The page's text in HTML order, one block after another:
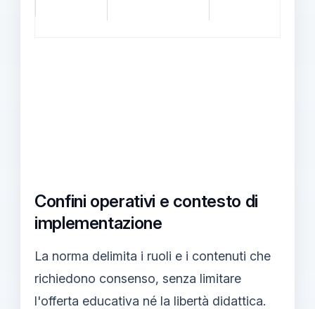
Confini operativi e contesto di
implementazione
La norma delimita i ruoli e i contenuti che
richiedono consenso, senza limitare
l'offerta educativa né la libertà didattica.